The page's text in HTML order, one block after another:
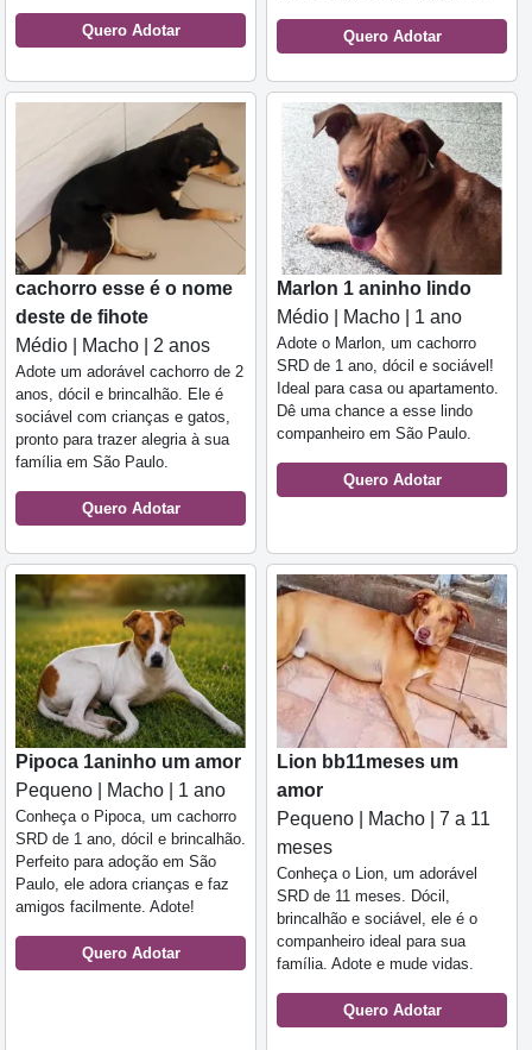
Quero Adotar Quero Adotar
cachorro esse é o nome
deste de fihote
Médio | Macho | 2 anos
Adote um adorável cachorro de 2
anos, dócil e brincalhão. Ele é
sociável com crianças e gatos,
pronto para trazer alegria à sua
família em São Paulo.
Quero Adotar
Marlon 1 aninho lindo
Médio | Macho | 1 ano
Adote o Marlon, um cachorro
SRD de 1 ano, dócil e sociável!
Ideal para casa ou apartamento.
Dê uma chance a esse lindo
companheiro em São Paulo.
Quero Adotar
Pipoca 1aninho um amor
Pequeno | Macho | 1 ano
Conheça o Pipoca, um cachorro
SRD de 1 ano, dócil e brincalhão.
Perfeito para adoção em São
Paulo, ele adora crianças e faz
amigos facilmente. Adote!
Quero Adotar
Lion bb11meses um
amor
Pequeno | Macho | 7 a 11
meses
Conheça o Lion, um adorável
SRD de 11 meses. Dócil,
brincalhão e sociável, ele é o
companheiro ideal para sua
família. Adote e mude vidas.
Quero Adotar